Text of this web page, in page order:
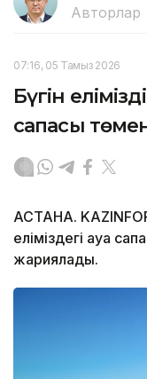
Авторлар
07:16, 05 Тамыз 2026
Бүгін
сапасы
АСТАНА.
еліміздегі ауа
жариялады.